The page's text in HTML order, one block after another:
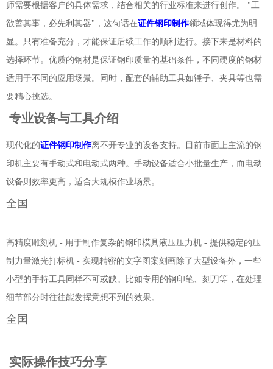
师需要根据客户的具体需求，结合相关的行业标准来进行创作。 "工
欲善其事，必先利其器"，这句话在证件钢印制作领域体现得尤为明
显。只有准备充分，才能保证后续工作的顺利进行。接下来是材料的
选择环节。优质的钢材是保证钢印质量的基础条件，不同硬度的钢材
适用于不同的应用场景。同时，配套的辅助工具如锤子、夹具等也需
要精心挑选。
专业设备与工具介绍
现代化的证件钢印制作离不开专业的设备支持。目前市面上主流的钢
印机主要有手动式和电动式两种。手动设备适合小批量生产，而电动
设备则效率更高，适合大规模作业场景。
全国
高精度雕刻机 - 用于制作复杂的钢印模具液压压力机 - 提供稳定的压
制力量激光打标机 - 实现精密的文字图案刻画除了大型设备外，一些
小型的手持工具同样不可或缺。比如专用的钢印笔、刻刀等，在处理
细节部分时往往能发挥意想不到的效果。
全国
实际操作技巧分享